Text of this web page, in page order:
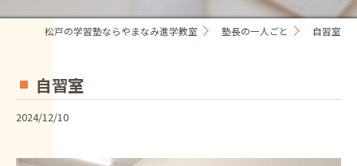
松戸の学習塾ならやまなみ進学教室 塾長の一人ごと 自習室
自習室
2024/12/10